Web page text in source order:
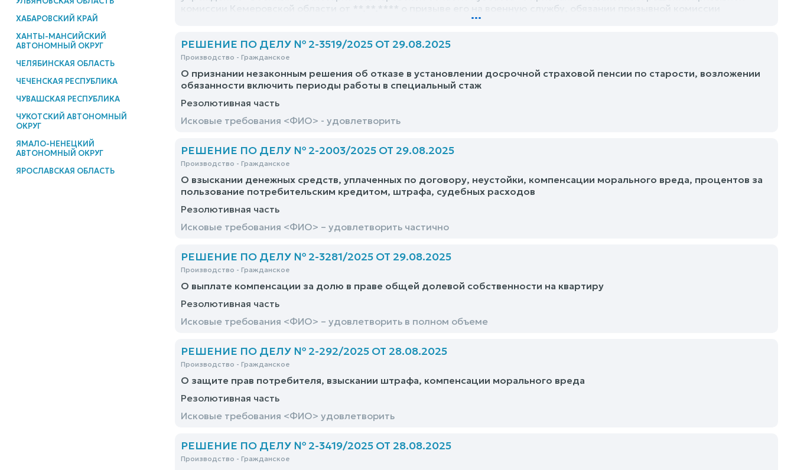
ХАБАРОВСКИЙ КРАЙ
ХАНТЫ-МАНСИЙСКИЙ
АВТОНОМНЫЙ ОКРУГ
ЧЕЛЯБИНСКАЯ ОБЛАСТЬ
ЧЕЧЕНСКАЯ РЕСПУБЛИКА
ЧУВАШСКАЯ РЕСПУБЛИКА
ЧУКОТСКИЙ АВТОНОМНЫЙ
ОКРУГ
ЯМАЛО-НЕНЕЦКИЙ
АВТОНОМНЫЙ ОКРУГ
ЯРОСЛАВСКАЯ ОБЛАСТЬ
комиссии Кемеровской области от **.**.**** о призыве его на военную службу, обязании призывной комиссии
Кемеровской области вынести решение об освобождении административного истца от призыва на военную службу, –
...
РЕШЕНИЕ ПО ДЕЛУ № 2-3519/2025 ОТ 29.08.2025
Производство - Гражданское
О признании незаконным решения об отказе в установлении досрочной страховой пенсии по старости, возложении
обязанности включить периоды работы в специальный стаж
Резолютивная часть
Исковые требования <ФИО> - удовлетворить
РЕШЕНИЕ ПО ДЕЛУ № 2-2003/2025 ОТ 29.08.2025
Производство - Гражданское
О взыскании денежных средств, уплаченных по договору, неустойки, компенсации морального вреда, процентов за
пользование потребительским кредитом, штрафа, судебных расходов
Резолютивная часть
Исковые требования <ФИО> – удовлетворить частично
РЕШЕНИЕ ПО ДЕЛУ № 2-3281/2025 ОТ 29.08.2025
Производство - Гражданское
О выплате компенсации за долю в праве общей долевой собственности на квартиру
Резолютивная часть
Исковые требования <ФИО> – удовлетворить в полном объеме
РЕШЕНИЕ ПО ДЕЛУ № 2-292/2025 ОТ 28.08.2025
Производство - Гражданское
О защите прав потребителя, взыскании штрафа, компенсации морального вреда
Резолютивная часть
Исковые требования <ФИО> удовлетворить
РЕШЕНИЕ ПО ДЕЛУ № 2-3419/2025 ОТ 28.08.2025
Производство - Гражданское